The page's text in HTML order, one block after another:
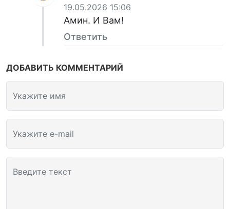
19.05.2026 15:06
Амин. И Вам!
Ответить
ДОБАВИТЬ КОММЕНТАРИЙ
Укажите имя
Укажите e-mail
Введите текст